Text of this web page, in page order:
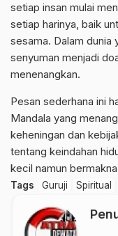
setiap insan mulai
setiap harinya, baik
sesama. Dalam dunia
senyuman menjadi
menenangkan.
Pesan sederhana ini
Mandala yang
keheningan dan
tentang keindahan
kecil namun
Tags Guruji Spiritual